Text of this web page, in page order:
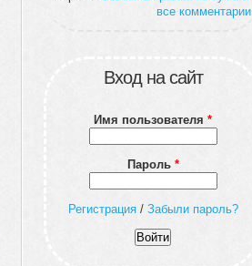
все комментарии
Вход на сайт
Имя пользователя *
Пароль *
Регистрация/ Забыли пароль?